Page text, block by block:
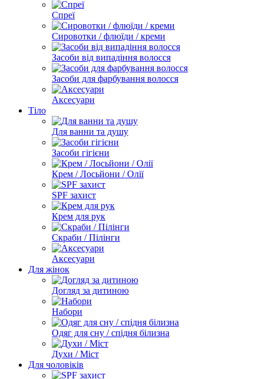
Спреї
Сировотки / флюїди / креми
Засоби від випадіння волосся
Засоби для фарбування волосся
Аксесуари
Тіло
Для ванни та душу
Засоби гігієни
Крем / Лосьйони / Олії
SPF захист
Крем для рук
Скраби / Пілінги
Аксесуари
Для жінок
Догляд за дитиною
Набори
Одяг для сну / спідня білизна
Духи / Міст
Для чоловіків